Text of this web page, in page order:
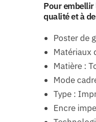
Pour embellir
qualité et à
Poster de
Matériaux
Matière :
Mode
Type :
Encre